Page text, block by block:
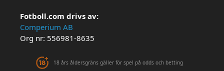
Fotboll.com drivs av:
Comperium AB
Org nr: 556981-8635
18 års åldersgräns gäller för spel på odds och betting